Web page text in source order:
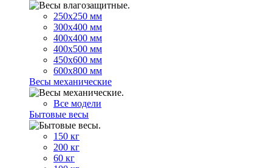
250х250 мм
300х400 мм
400х400 мм
400х500 мм
450х600 мм
600х800 мм
Весы механические
Все модели
Бытовые весы
150 кг
200 кг
60 кг